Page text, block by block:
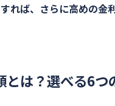
れば、さらに高めの金
とは？選べる6つ